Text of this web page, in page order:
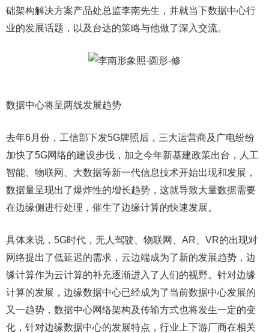
础架构解决方案产品处总监李南先生，并就当下数据中心行
业的发展话题，以及台达的策略与他做了深入交流。
数据中心将呈两线发展趋势
去年6月份，工信部下发5G牌照后，三大运营商及广电纷纷
加快了5G网络的建设步伐，加之今年新基建政策出台，人工
智能、物联网、大数据等新一代信息技术开始出现和发展，
数据量呈现出了爆炸性的增长趋势，这就导致大量数据需要
在边缘侧进行处理，催生了边缘计算的快速发展。
具体来说，5G时代，无人驾驶、物联网、AR、VR的出现对
网络提出了低延迟的需求，云边端成为了新的发展趋势，边
缘计算作为云计算的补充逐渐进入了人们的视野。针对边缘
计算的发展，边缘数据中心已经成为了当前数据中心发展的
又一趋势，数据中心网络架构及传输方式也将发生一定的变
化，针对边缘数据中心的发展特点，行业上下游厂商在相关